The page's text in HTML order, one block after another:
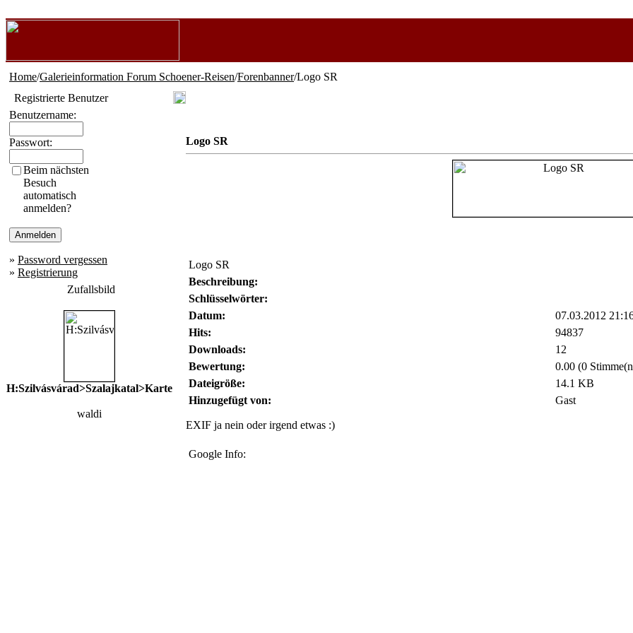
Home/Galerieinformation Forum Schoener-Reisen/Forenbanner/Logo SR
Registrierte Benutzer
Benutzername:
Passwort:
Beim nächsten
Besuch
automatisch
anmelden?
» Password vergessen
» Registrierung
Zufallsbild
H:Szilvásvárad>Szalajkatal>Karte
waldi
Logo SR
Logo SR
Beschreibung:
Schlüsselwörter:
Datum:
07.03.2012
Hits:
94837
Downloads:
12
Bewertung:
0.00 (0
Dateigröße:
14.1 KB
Hinzugefügt von:
Gast
EXIF ja nein oder irgend etwas :)
Google Info: